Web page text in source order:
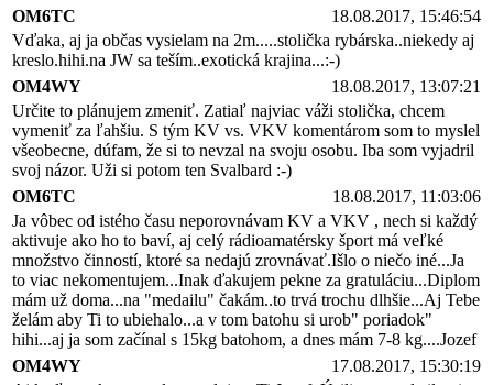
OM6TC
18.08.2017, 15:46:54
Vďaka, aj ja občas vysielam na 2m.....stolička rybárska..niekedy aj
kreslo.hihi.na JW sa teším..exotická krajina...:-)
OM4WY
18.08.2017, 13:07:21
Určite to plánujem zmeniť. Zatiaľ najviac váži stolička, chcem
vymeniť za ľahšiu. S tým KV vs. VKV komentárom som to myslel
všeobecne, dúfam, že si to nevzal na svoju osobu. Iba som vyjadril
svoj názor. Uži si potom ten Svalbard :-)
OM6TC
18.08.2017, 11:03:06
Ja vôbec od istého času neporovnávam KV a VKV , nech si každý
aktivuje ako ho to baví, aj celý rádioamatérsky šport má veľké
množstvo činností, ktoré sa nedajú zrovnávať.Išlo o niečo iné...Ja
to viac nekomentujem...Inak ďakujem pekne za gratuláciu...Diplom
mám už doma...na "medailu" čakám..to trvá trochu dlhšie...Aj Tebe
želám aby Ti to ubiehalo...a v tom batohu si urob" poriadok"
hihi...aj ja som začínal s 15kg batohom, a dnes mám 7-8 kg....Jozef
OM4WY
17.08.2017, 15:30:19